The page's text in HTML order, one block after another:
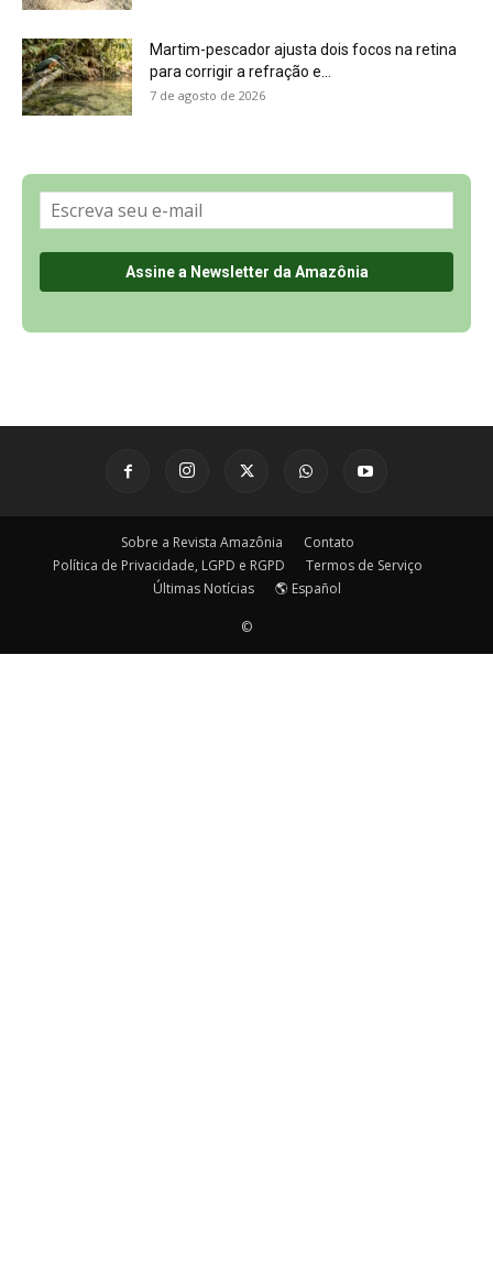
Martim-pescador ajusta dois focos na retina
para corrigir a refração e...
7 de agosto de 2026
Sobre a Revista Amazônia
Contato
Política de Privacidade, LGPD e RGPD
Termos de Serviço
Últimas Notícias
🌎 Español
©